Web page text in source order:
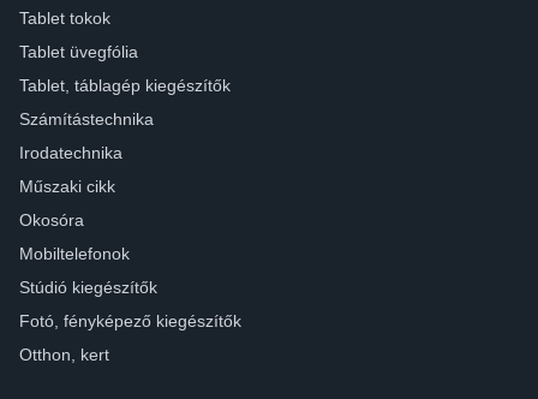
Tablet tokok
Tablet üvegfólia
Tablet, táblagép kiegészítők
Számítástechnika
Irodatechnika
Műszaki cikk
Okosóra
Mobiltelefonok
Stúdió kiegészítők
Fotó, fényképező kiegészítők
Otthon, kert